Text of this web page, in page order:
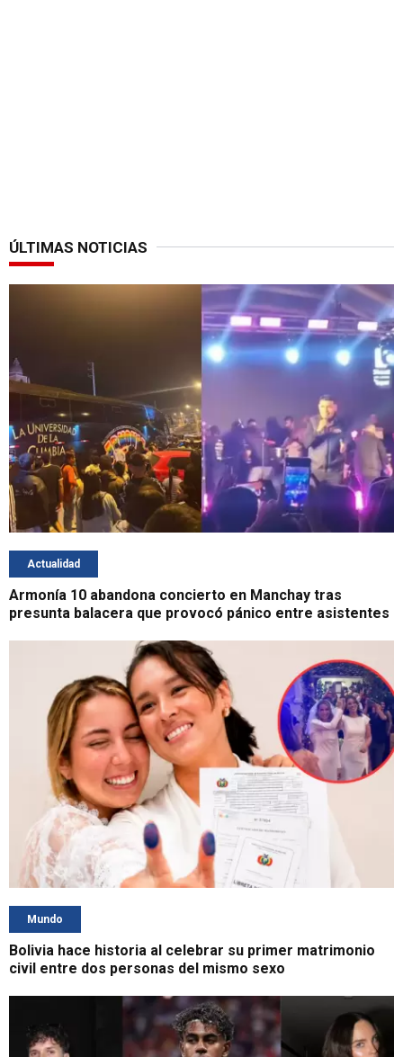
ÚLTIMAS NOTICIAS
Actualidad
Armonía 10 abandona concierto en Manchay tras
presunta balacera que provocó pánico entre asistentes
Mundo
Bolivia hace historia al celebrar su primer matrimonio
civil entre dos personas del mismo sexo